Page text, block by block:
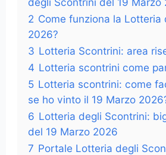
2 Come funziona la Lotteria
2026?
3 Lotteria Scontrini: area
4 Lotteria scontrini come
5 Lotteria scontrini: come
se ho vinto il 19 Marzo
6 Lotteria degli Scontrini:
del 19 Marzo 2026
7 Portale Lotteria degli